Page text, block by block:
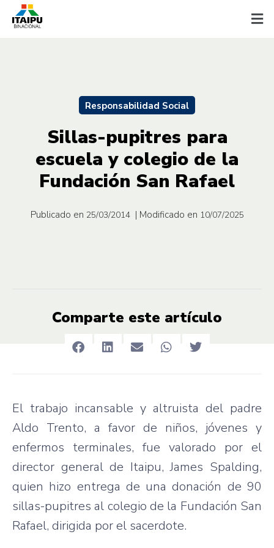
Responsabilidad Social
Sillas-pupitres para
escuela y colegio de la
Fundación San Rafael
Publicado en 25/03/2014 | Modificado en 10/07/2025
Comparte este artículo
El trabajo incansable y altruista del padre
Aldo Trento, a favor de niños, jóvenes y
enfermos terminales, fue valorado por el
director general de Itaipu, James Spalding,
quien hizo entrega de una donación de 90
sillas-pupitres al colegio de la Fundación San
Rafael, dirigida por el sacerdote.